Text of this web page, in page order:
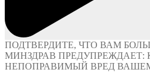
ПОДТВЕРДИТЕ, ЧТО ВАМ
МИНЗДРАВ ПРЕДУПРЕЖДАЕТ:
НЕПОПРАВИМЫЙ ВРЕД